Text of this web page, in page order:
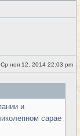
#14
С
е
Ср ноя 12, 2014 22:03 pm
и
сарае